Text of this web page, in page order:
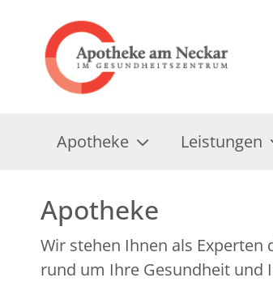
Apotheke Leistungen
Apotheke
Wir stehen Ihnen als Experten
rund um Ihre Gesundheit und
über zahlreiche ergänzende